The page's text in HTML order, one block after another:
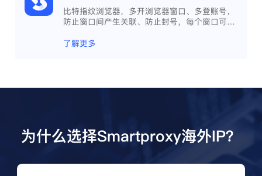
比特指纹浏览器，多开浏览器窗口、多登账号，
防止窗口间产生关联、防止封号，每个窗口可以
相互间完全环境独立、隔离，避免关联封号。
了解更多
为什么选择Smartproxy海外IP？